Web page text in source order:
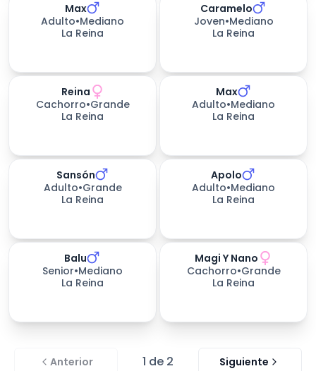
Max
Adulto•Mediano
La Reina
Caramelo
Joven•Mediano
La Reina
Reina
Cachorro•Grande
La Reina
días esperando
Max
Adulto•Mediano
La Reina
Sansón
Adulto•Grande
La Reina
días esperando
Apolo
Adulto•Mediano
La Reina
Balu
Senior•Mediano
La Reina
días esperando
Magi Y Nano
Cachorro•Grande
La Reina
Anterior 1 de 2 Siguiente